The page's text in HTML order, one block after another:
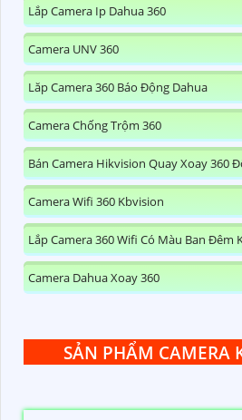
Lắp Camera Ip Dahua 360
Camera UNV 360
Lăp Camera 360 Báo Động Dahua
Camera Chống Trộm 360
Bán Camera Hikvision Quay Xoay 360
Camera Wifi 360 Kbvision
Lắp Camera 360 Wifi Có Màu Ban Đêm
Camera Dahua Xoay 360
SẢN PHẨM CAMERA